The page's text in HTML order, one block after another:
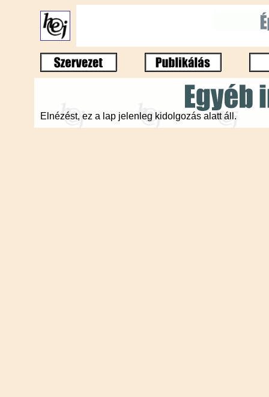
Elnézést, ez a lap jelenleg kidolgozás alatt áll.